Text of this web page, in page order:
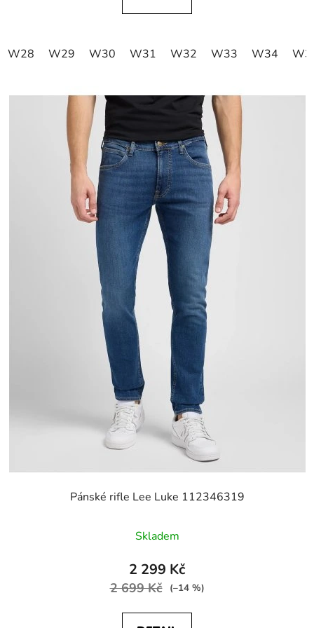
W28 W29 W30 W31 W32 W33 W34
Pánské rifle Lee Luke 112346319
Skladem
2 299 Kč
2 699 Kč (–14 %)